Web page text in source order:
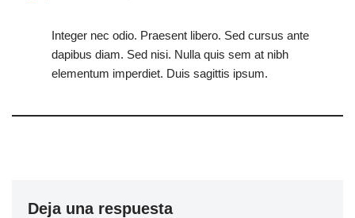
Integer nec odio. Praesent libero. Sed cursus ante
dapibus diam. Sed nisi. Nulla quis sem at nibh
elementum imperdiet. Duis sagittis ipsum.
Deja una respuesta